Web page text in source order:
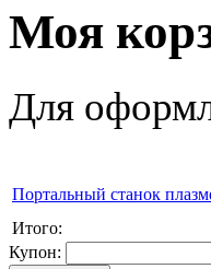
Моя
Для
Портальный станок
Итого:
Купон: